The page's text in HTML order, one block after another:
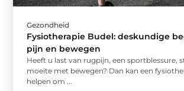
Gezondheid
Fysiotherapie Budel: deskundige
pijn en bewegen
Heeft u last van rugpijn, een sportblessure,
moeite met bewegen? Dan kan een
helpen om ...